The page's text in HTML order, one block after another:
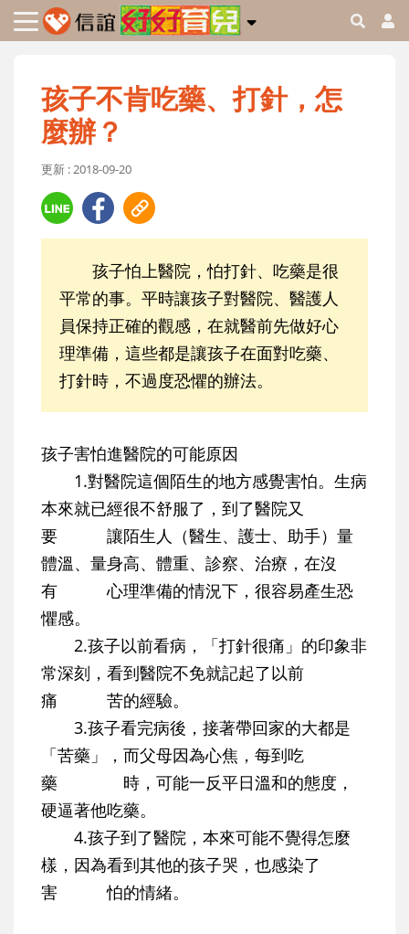
孩子不肯吃藥、打針，怎
麼辦？
更新 : 2018-09-20
孩子怕上醫院，怕打針、吃藥是很
平常的事。平時讓孩子對醫院、醫護人
員保持正確的觀感，在就醫前先做好心
理準備，這些都是讓孩子在面對吃藥、
打針時，不過度恐懼的辦法。
孩子害怕進醫院的可能原因
1.對醫院這個陌生的地方感覺害怕。生病
本來就已經很不舒服了，到了醫院又
要 讓陌生人（醫生、護士、助手）量
體溫、量身高、體重、診察、治療，在沒
有 心理準備的情況下，很容易產生恐
懼感。
2.孩子以前看病，「打針很痛」的印象非
常深刻，看到醫院不免就記起了以前
痛 苦的經驗。
3.孩子看完病後，接著帶回家的大都是
「苦藥」，而父母因為心焦，每到吃
藥 時，可能一反平日溫和的態度，
硬逼著他吃藥。
4.孩子到了醫院，本來可能不覺得怎麼
樣，因為看到其他的孩子哭，也感染了
害 怕的情緒。